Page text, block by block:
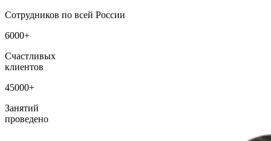
Сотрудников по всей России
6000+
Счастливых
клиентов
45000+
Занятий
проведено